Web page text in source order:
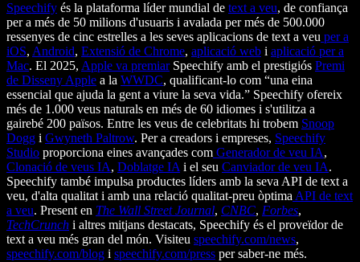
Speechify és la plataforma líder mundial de text a veu, de confiança
per a més de 50 milions d'usuaris i avalada per més de 500.000
ressenyes de cinc estrelles a les seves aplicacions de text a veu per a
iOS, Android, Extensió de Chrome, aplicació web i aplicació per a
Mac. El 2025, Apple va premiarSpeechify amb el prestigiós Premi
de Disseny Apple a la WWDC, qualificant-lo com “una eina
essencial que ajuda la gent a viure la seva vida.” Speechify ofereix
més de 1.000 veus naturals en més de 60 idiomes i s'utilitza a
gairebé 200 països. Entre les veus de celebritats hi trobem Snoop
Dogg i Gwyneth Paltrow. Per a creadors i empreses, Speechify
Studio proporciona eines avançades com Generador de veu IA,
Clonació de veus IA, Doblatge IA i el seu Canviador de veu IA.
Speechify també impulsa productes líders amb la seva API de text a
veu, d'alta qualitat i amb una relació qualitat-preu òptima API de text
a veu. Present en The Wall Street Journal, CNBC, Forbes,
TechCrunch i altres mitjans destacats, Speechify és el proveïdor de
text a veu més gran del món. Visiteu speechify.com/news,
speechify.com/blog i speechify.com/press per saber-ne més.